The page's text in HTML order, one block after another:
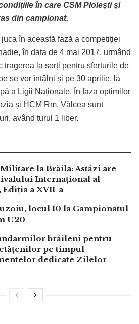
în care CSM Ploieşti şi
din campionat.
în această fază a competiției
în data de 4 mai 2017, urmând
tragerea la sorți pentru sferturile de
se vor întâlni și pe 30 aprilie, la
a Ligii Naționale. În faza optimilor
și HCM Rm. Vâlcea sunt
având turul 1 liber.
la Brăila: Astăzi are
Internațional al
a XVII-a
locul 10 la Campionatul
U20
brăileni pentru
pe timpul
dedicate Zilelor